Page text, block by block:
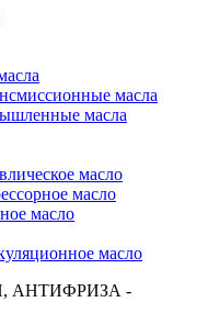
масла
масла
масло
масло
масло
масло
АНТИФРИЗА -